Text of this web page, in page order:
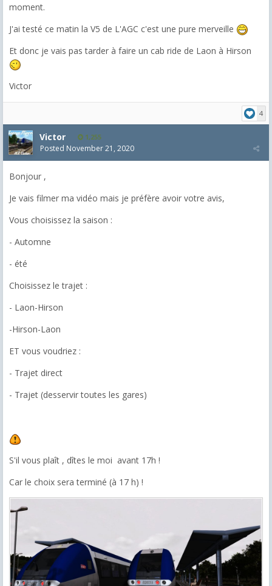
moment.
J'ai testé ce matin la V5 de L'AGC c'est une pure merveille
Et donc je vais pas tarder à faire un cab ride de Laon à Hirson
Victor
4
Victor 1,255
Posted November 21, 2020
Bonjour ,
Je vais filmer ma vidéo mais je préfère avoir votre avis,
Vous choisissez la saison :
- Automne
- été
Choisissez le trajet :
- Laon-Hirson
-Hirson-Laon
ET vous voudriez :
- Trajet direct
- Trajet (desservir toutes les gares)
S'il vous plaît , dîtes le moi avant 17h !
Car le choix sera terminé (à 17 h) !